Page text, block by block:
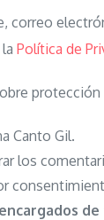
correo
Política de
protección
Canto Gil.
los